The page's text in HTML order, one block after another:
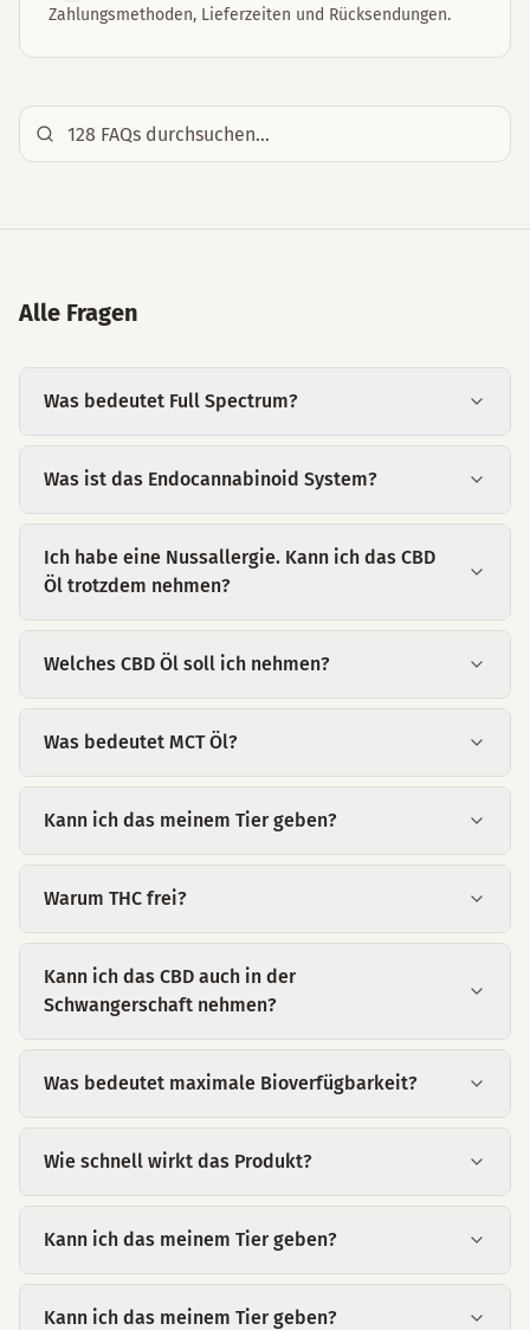
Zahlungsmethoden, Lieferzeiten und Rücksendungen.
Alle Fragen
Was bedeutet Full Spectrum?
Was ist das Endocannabinoid System?
Ich habe eine Nussallergie. Kann ich das CBD
Öl trotzdem nehmen?
Welches CBD Öl soll ich nehmen?
Was bedeutet MCT Öl?
Kann ich das meinem Tier geben?
Warum THC frei?
Kann ich das CBD auch in der
Schwangerschaft nehmen?
Was bedeutet maximale Bioverfügbarkeit?
Wie schnell wirkt das Produkt?
Kann ich das meinem Tier geben?
Kann ich das meinem Tier geben?